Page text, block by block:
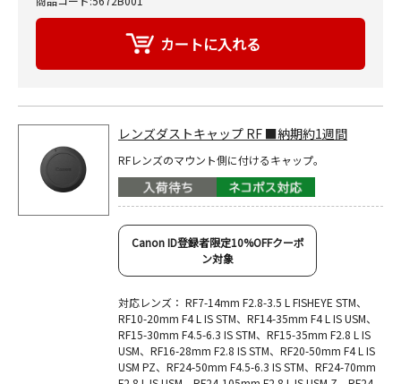
レンズダストキャップ RF ■納期約1週間
RFレンズのマウント側に付けるキャップ。
Canon ID登録者限定10%OFFクーポ
ン対象
対応レンズ： RF7-14mm F2.8-3.5 L FISHEYE STM、
RF10-20mm F4 L IS STM、RF14-35mm F4 L IS USM、
RF15-30mm F4.5-6.3 IS STM、RF15-35mm F2.8 L IS
USM、RF16-28mm F2.8 IS STM、RF20-50mm F4 L IS
USM PZ、RF24-50mm F4.5-6.3 IS STM、RF24-70mm